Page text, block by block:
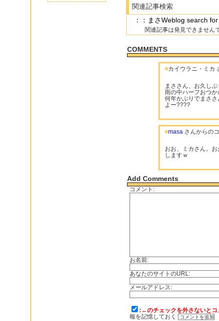
関連記事検索
：：まさWeblog search
関連記事は発見できません
COMMENTS
■カイウラニ・ミカ
まささん、お久し
雨の中ハーフおつ
何年かぶりでまさ
よー????
■masa さんからの
おお、ミカさん。
しますｗ
Add Comments
コメント:
お名前:
あなたのサイトのURL:
メールアドレス:
:←のチェックを外さないと
報を記憶しておく